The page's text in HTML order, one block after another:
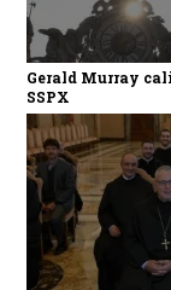
Gerald Murray
SSPX